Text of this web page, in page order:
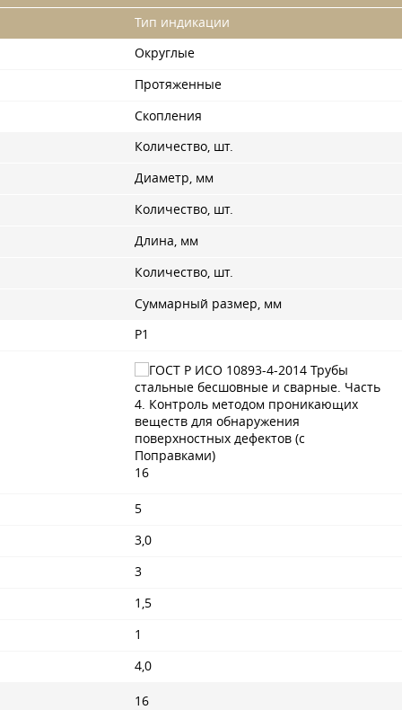
Тип индикации
Округлые
Протяженные
Скопления
Количество, шт.
Диаметр, мм
Количество, шт.
Длина, мм
Количество, шт.
Суммарный размер, мм
Р1
16
5
3,0
3
1,5
1
4,0
16